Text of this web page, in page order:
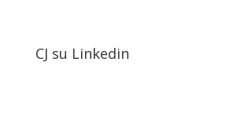
CJ su Linkedin